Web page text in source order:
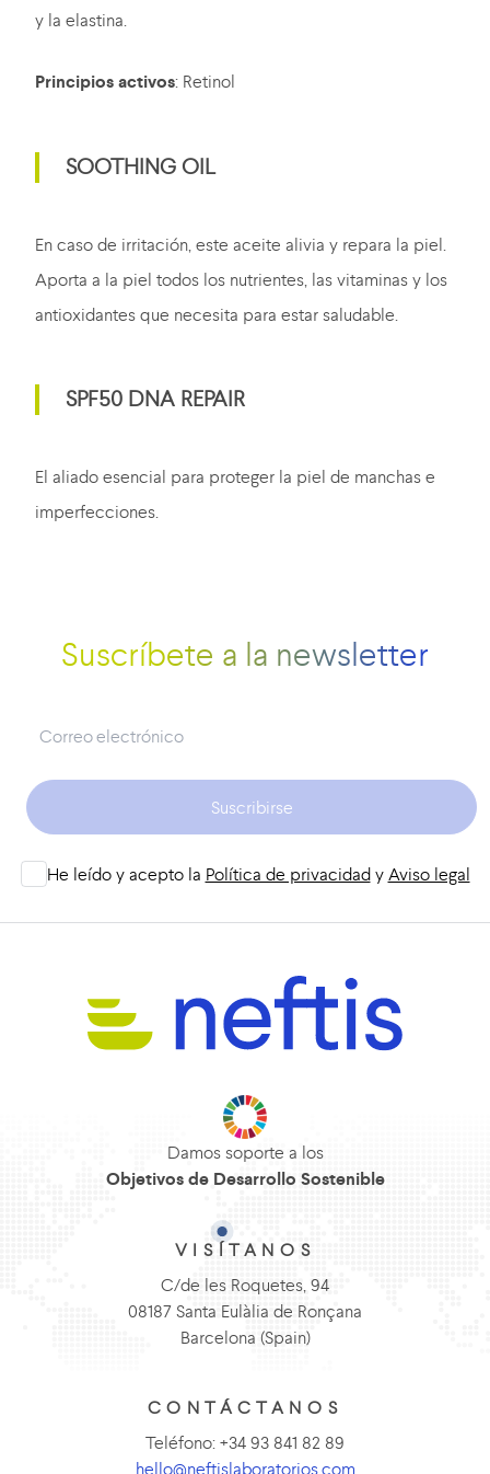
y la elastina.
Principios activos: Retinol
SOOTHING OIL
En caso de irritación, este aceite alivia y repara la piel.
Aporta a la piel todos los nutrientes, las vitaminas y los
antioxidantes que necesita para estar saludable.
SPF50 DNA REPAIR
El aliado esencial para proteger la piel de manchas e
imperfecciones.
Suscríbete a la newsletter
Suscribirse
He leído y acepto la Política de privacidady Aviso legal
Damos soporte a los
Objetivos de Desarrollo Sostenible
VISÍTANOS
C/de les Roquetes, 94
08187 Santa Eulàlia de Ronçana
Barcelona (Spain)
CONTÁCTANOS
Teléfono: +34 93 841 82 89
hello@neftislaboratorios.com